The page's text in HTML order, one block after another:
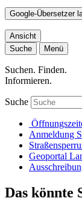
Google-Übersetzer
Ansicht
Suche
Menü
Suchen. Finden.
Informieren.
Suche
Anmeldung
Geoportal
Das könnte